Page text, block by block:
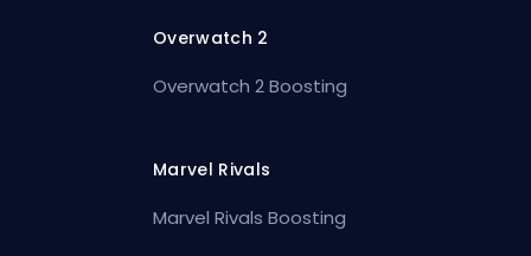
Overwatch 2
Overwatch 2 Boosting
Marvel Rivals
Marvel Rivals Boosting